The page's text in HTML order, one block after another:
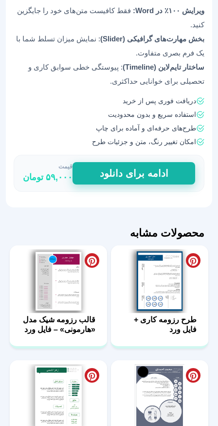
ویرایش ۱۰۰٪ در Word:
فقط کافیست متن‌های خود را جایگزین
کنید.
بخش مهارت‌های گرافیکی (Slider)
: نمایش میزان تسلط شما با
یک فرم بصری متفاوت.
ساختار تایم‌لاین (Timeline)
: پیوستگی خطی سوابق کاری و
تحصیلی برای خوانایی حداکثری.
دریافت فوری پس از خرید
استفاده سریع و بدون محدودیت
طرح‌های حرفه‌ای و آماده برای چاپ
امکان تغییر رنگ، متن و جزئیات طرح
قالب
رزومه
مدرن
ادامه برای دانلود
قیمت
۵۹,۰۰۰ تومان
محصولات مشابه
طرح رزومه کاری +
فایل ورد
قالب رزومه شیک مدل
«هارمونی» – فایل ورد